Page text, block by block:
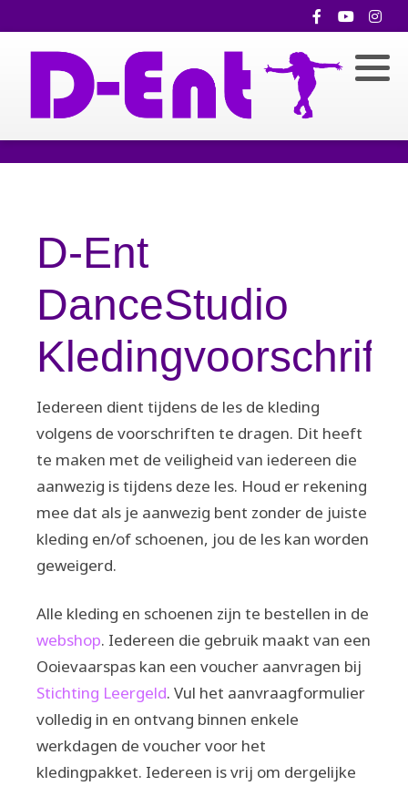
D-Ent
DanceStudio
Iedereen dient tijdens de les de kleding
volgens de voorschriften te dragen. Dit heeft
te maken met de veiligheid van iedereen die
aanwezig is tijdens deze les. Houd er rekening
mee dat als je aanwezig bent zonder de juiste
kleding en/of schoenen, jou de les kan worden
geweigerd.
Alle kleding en schoenen zijn te bestellen in de
webshop. Iedereen die gebruik maakt van een
Ooievaarspas kan een voucher aanvragen bij
Stichting Leergeld. Vul het aanvraagformulier
volledig in en ontvang binnen enkele
werkdagen de voucher voor het
kledingpakket. Iedereen is vrij om dergelijke